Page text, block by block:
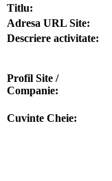
Titlu:
Adresa URL Site:
Descriere activitate:
Profil Site /
Companie:
Cuvinte Cheie: